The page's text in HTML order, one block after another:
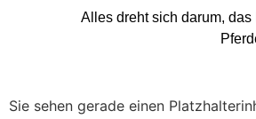
Alles dreht sich darum,
Sie sehen gerade einen